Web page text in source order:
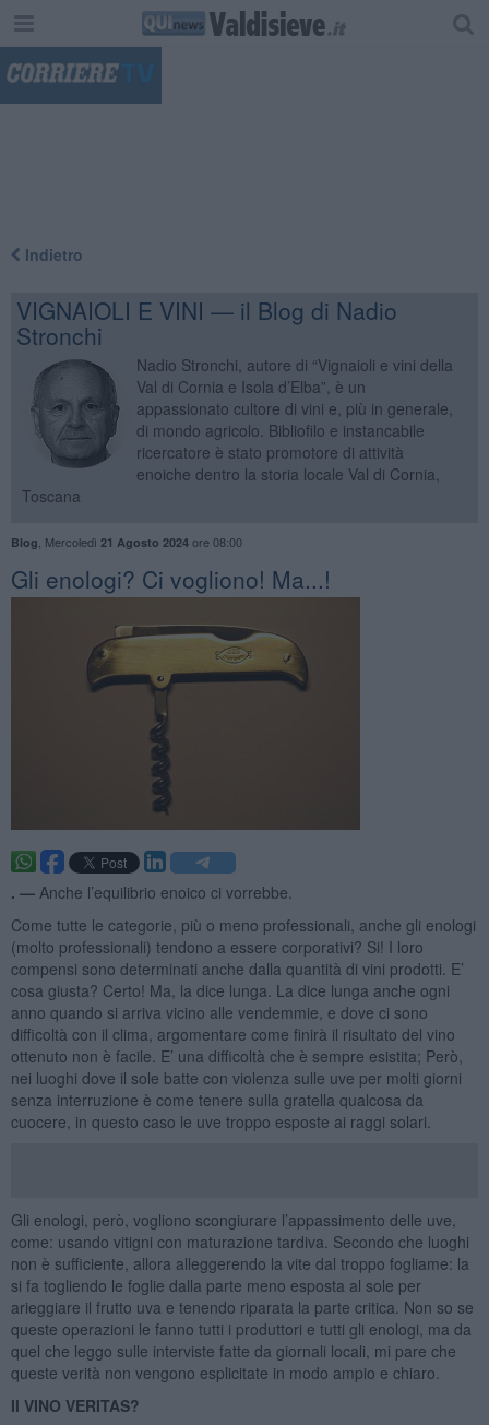
Indietro
VIGNAIOLI E VINI — il Blog di Nadio
Stronchi
Nadio Stronchi, autore di “Vignaioli e vini della
Val di Cornia e Isola d’Elba”, è un
appassionato cultore di vini e, più in generale,
di mondo agricolo. Bibliofilo e instancabile
ricercatore è stato promotore di attività
enoiche dentro la storia locale Val di Cornia,
Toscana
Blog Mercoledì 21 Agosto 2024ore 08:00
​Gli enologi? Ci vogliono! Ma...!
. — Anche l’equilibrio enoico ci vorrebbe.
Come tutte le categorie, più o meno professionali, anche gli enologi
(molto professionali) tendono a essere corporativi? Si! I loro
compensi sono determinati anche dalla quantità di vini prodotti. E’
cosa giusta? Certo! Ma, la dice lunga. La dice lunga anche ogni
anno quando si arriva vicino alle vendemmie, e dove ci sono
difficoltà con il clima, argomentare come finirà il risultato del vino
ottenuto non è facile. E’ una difficoltà che è sempre esistita; Però,
nei luoghi dove il sole batte con violenza sulle uve per molti giorni
senza interruzione è come tenere sulla gratella qualcosa da
cuocere, in questo caso le uve troppo esposte ai raggi solari.
Gli enologi, però, vogliono scongiurare l’appassimento delle uve,
come: usando vitigni con maturazione tardiva. Secondo che luoghi
non è sufficiente, allora alleggerendo la vite dal troppo fogliame: la
si fa togliendo le foglie dalla parte meno esposta al sole per
arieggiare il frutto uva e tenendo riparata la parte critica. Non so se
queste operazioni le fanno tutti i produttori e tutti gli enologi, ma da
quel che leggo sulle interviste fatte da giornali locali, mi pare che
queste verità non vengono esplicitate in modo ampio e chiaro.
Il VINO VERITAS?